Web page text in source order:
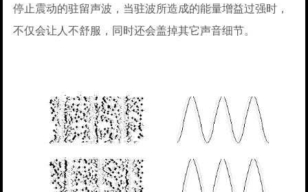
停止震动的驻留声波，当驻波所造成的能量增益过强时，
不仅会让人不舒服，同时还会盖掉其它声音细节。